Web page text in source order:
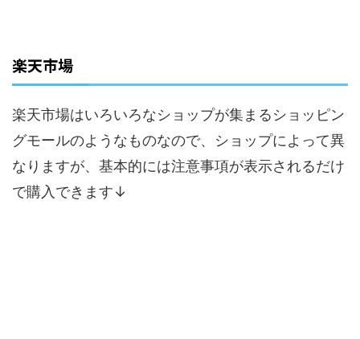
楽天市場
楽天市場はいろいろなショップが集まるショッピン
グモールのようなものなので、ショップによって異
なりますが、基本的には注意事項が表示されるだけ
で購入できます↓